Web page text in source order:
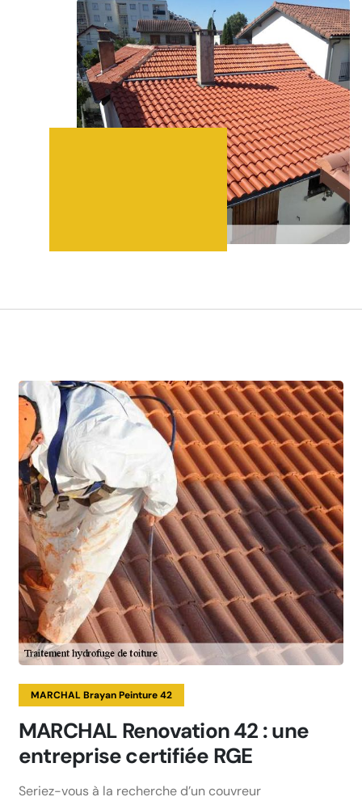
MARCHAL Brayan Peinture 42
MARCHAL Renovation 42 : une
entreprise certifiée RGE
Seriez-vous à la recherche d’un couvreur